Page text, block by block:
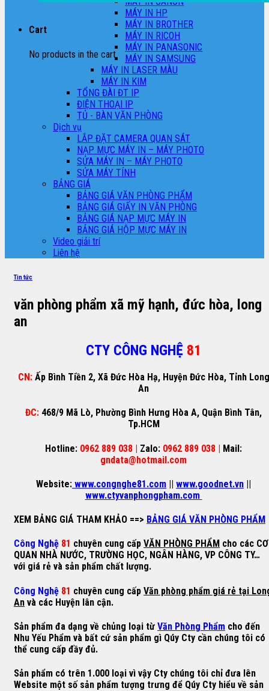
Cart
No products in the cart.
MÁY IN HP
MÁY IN BROTHER
MÁY IN RICOH
MÁY IN PANASONIC
MÁY IN SAMSUNG
MÁY IN LASER MÀU
MÁY IN KIM
TỔNG ĐÀI ĐT IP
ĐIỆN THOẠI IP
TỦ - BÀN VĂN PHÒNG
Dịch vụ
LẮP ĐẶT CAMERA QUAN SÁT
NẠP MỰC MÁY IN – MÁY PHOTO
SỬA MÁY IN – MÁY PHOTO
SỬA MÁY TÍNH
BẢNG GIÁ
BẢNG GIÁ VĂN PHÒNG PHẨM
BẢNG GIÁ GIẤY IN VĂN PHÒNG
BẢNG GIÁ NẠP MỰC MÁY IN
BẢNG GIÁ HỘP MỰC MÁY IN
Video giải trí
Liên hệ
Tin tức
văn phòng phẩm xã mỹ hạnh, đức hòa, long
an
CTY CÔNG NGHỆ 81
CN: Ấp Bình Tiền 2, Xã Đức Hòa Hạ, Huyện Đức Hòa, Tỉnh Long
An
ĐC: 468/9 Mã Lò, Phường Bình Hưng Hòa A, Quận Bình Tân,
Tp.HCM
Hotline: 0962 889 038 | Zalo: 0962 889 038 | Mail:
gndata@hotmail.com
Website: www.congnghe81.com || www.goodnet.vn ||
www.ctyvanphongpham.com
XEM BẢNG GIÁ THAM KHẢO ==> BẢNG GIÁ VĂN PHÒNG PHẨM
Công Nghệ 81 chuyên cung cấp VĂN PHÒNG PHẨM cho các CƠ
QUAN NHÀ NƯỚC, TRƯỜNG HỌC, NGÂN HÀNG, VP CÔNG TY…
với giá rẻ và sản phẩm chất lượng.
Công Nghệ 81 chuyên cung cấp Văn phòng phẩm giá rẻ tại
An và các Huyện lân cận.
Sản phẩm đa dạng về chủng loại từ Văn Phòng Phẩm cho đến
Nhu Yếu Phẩm và bất cứ sản phẩm gì Qúy Cty cần chúng tôi có
thể cung cấp đầy đủ.
Sản phẩm có trên 1.000 loại vì vậy Cty chúng tôi chỉ đưa lên
Website một số sản phẩm tượng trưng để Qúy Cty hiểu về sản